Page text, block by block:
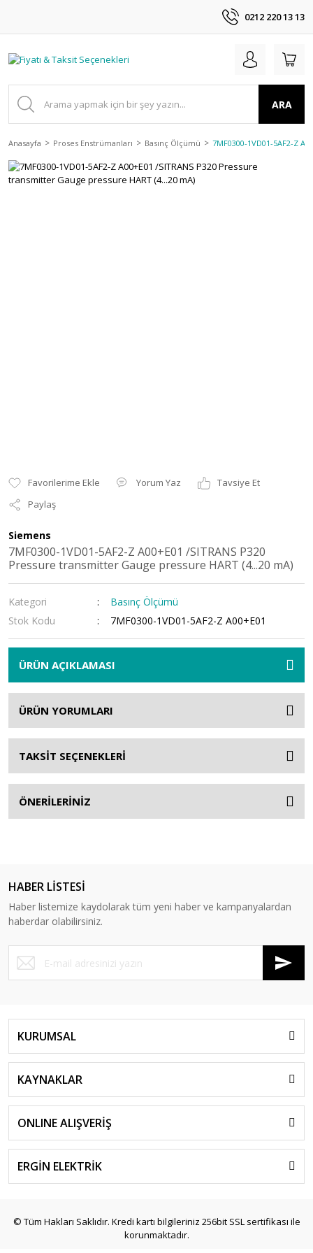
0212 220 13 13
ARA
Anasayfa Proses Enstrümanları Basınç Ölçümü 7MF0300-1VD01-5AF2-Z
Yorum Yaz
Tavsiye Et
Paylaş
Siemens
7MF0300-1VD01-5AF2-Z A00+E01 /SITRANS P320
Pressure transmitter Gauge pressure HART (4...20 mA)
Kategori
Basınç Ölçümü
Stok Kodu
7MF0300-1VD01-5AF2-Z A00+E01
ÜRÜN AÇIKLAMASI
ÜRÜN YORUMLARI
TAKSİT SEÇENEKLERİ
ÖNERİLERİNİZ
HABER LİSTESİ
Haber listemize kaydolarak tüm yeni haber ve kampanyalardan
haberdar olabilirsiniz.
KURUMSAL
KAYNAKLAR
ONLINE ALIŞVERİŞ
ERGİN ELEKTRİK
© Tüm Hakları Saklıdır. Kredi kartı bilgileriniz 256bit SSL sertifikası ile
korunmaktadır.